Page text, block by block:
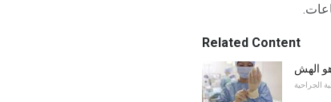
Related Content
الهش
الجراحية